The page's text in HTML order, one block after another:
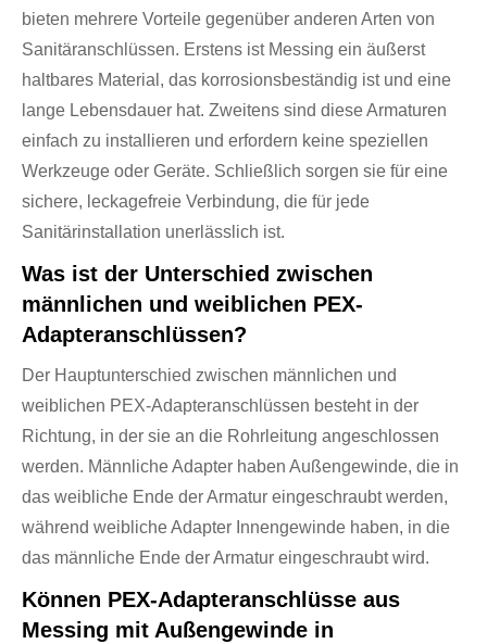
bieten mehrere Vorteile gegenüber anderen Arten von
Sanitäranschlüssen. Erstens ist Messing ein äußerst
haltbares Material, das korrosionsbeständig ist und eine
lange Lebensdauer hat. Zweitens sind diese Armaturen
einfach zu installieren und erfordern keine speziellen
Werkzeuge oder Geräte. Schließlich sorgen sie für eine
sichere, leckagefreie Verbindung, die für jede
Sanitärinstallation unerlässlich ist.
Was ist der Unterschied zwischen
männlichen und weiblichen PEX-
Adapteranschlüssen?
Der Hauptunterschied zwischen männlichen und
weiblichen PEX-Adapteranschlüssen besteht in der
Richtung, in der sie an die Rohrleitung angeschlossen
werden. Männliche Adapter haben Außengewinde, die in
das weibliche Ende der Armatur eingeschraubt werden,
während weibliche Adapter Innengewinde haben, in die
das männliche Ende der Armatur eingeschraubt wird.
Können PEX-Adapteranschlüsse aus
Messing mit Außengewinde in